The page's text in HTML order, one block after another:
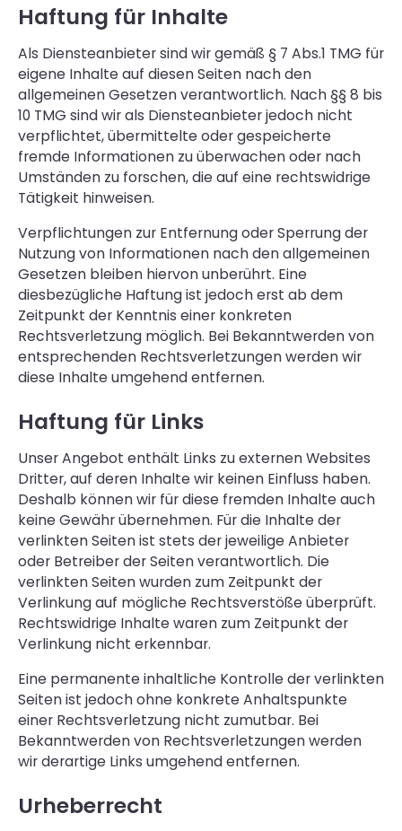
Haftung für Inhalte
Als Diensteanbieter sind wir gemäß § 7 Abs.1 TMG für
eigene Inhalte auf diesen Seiten nach den
allgemeinen Gesetzen verantwortlich. Nach §§ 8 bis
10 TMG sind wir als Diensteanbieter jedoch nicht
verpflichtet, übermittelte oder gespeicherte
fremde Informationen zu überwachen oder nach
Umständen zu forschen, die auf eine rechtswidrige
Tätigkeit hinweisen.
Verpflichtungen zur Entfernung oder Sperrung der
Nutzung von Informationen nach den allgemeinen
Gesetzen bleiben hiervon unberührt. Eine
diesbezügliche Haftung ist jedoch erst ab dem
Zeitpunkt der Kenntnis einer konkreten
Rechtsverletzung möglich. Bei Bekanntwerden von
entsprechenden Rechtsverletzungen werden wir
diese Inhalte umgehend entfernen.
Haftung für Links
Unser Angebot enthält Links zu externen Websites
Dritter, auf deren Inhalte wir keinen Einfluss haben.
Deshalb können wir für diese fremden Inhalte auch
keine Gewähr übernehmen. Für die Inhalte der
verlinkten Seiten ist stets der jeweilige Anbieter
oder Betreiber der Seiten verantwortlich. Die
verlinkten Seiten wurden zum Zeitpunkt der
Verlinkung auf mögliche Rechtsverstöße überprüft.
Rechtswidrige Inhalte waren zum Zeitpunkt der
Verlinkung nicht erkennbar.
Eine permanente inhaltliche Kontrolle der verlinkten
Seiten ist jedoch ohne konkrete Anhaltspunkte
einer Rechtsverletzung nicht zumutbar. Bei
Bekanntwerden von Rechtsverletzungen werden
wir derartige Links umgehend entfernen.
Urheberrecht